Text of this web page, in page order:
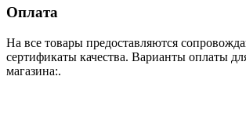
Оплата
На все товары предоставляются
сертификаты качества. Варианты оплаты
магазина:.